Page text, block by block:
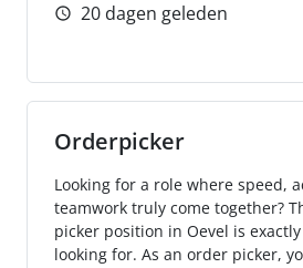
20 dagen geleden
Orderpicker
Looking for a role where speed,
teamwork truly come together?
picker position in Oevel is exactly
looking for. As an order picker,